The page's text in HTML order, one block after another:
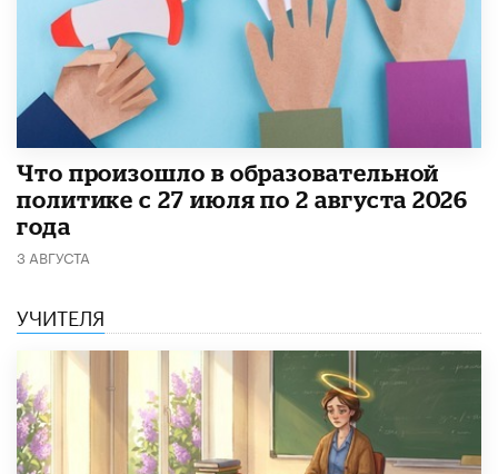
​Что произошло в образовательной
политике с 27 июля по 2 августа 2026
года
3 АВГУСТА
УЧИТЕЛЯ